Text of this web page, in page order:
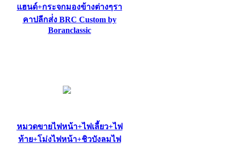
แฮนด์+กระจกมองข้างต่างๆรา
คาปลีกส่่ง BRC Custom by
Boranclassic
หมวดขายไฟหน้า+ไฟเลี้ยว+ไฟ
ท้าย+โม่งไฟหน้า+ชิวบังลมไฟ